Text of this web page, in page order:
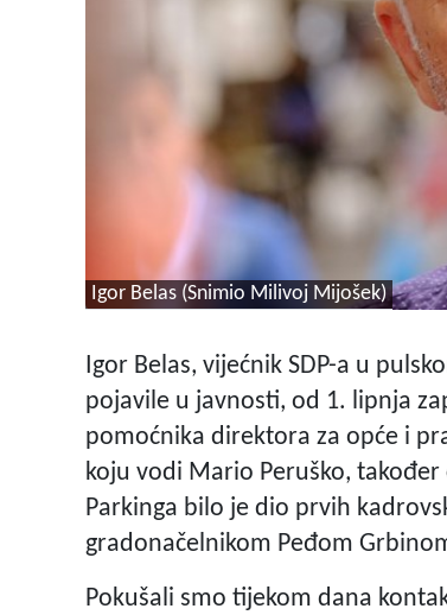
Igor Belas (Snimio Milivoj Mijošek)
Igor Belas, vijećnik SDP-a u
pojavile u javnosti, od 1. lipnja
pomoćnika direktora za opće i
koju vodi Mario Peruško, također
Parkinga bilo je dio prvih
gradonačelnikom Peđom
Pokušali smo tijekom dana